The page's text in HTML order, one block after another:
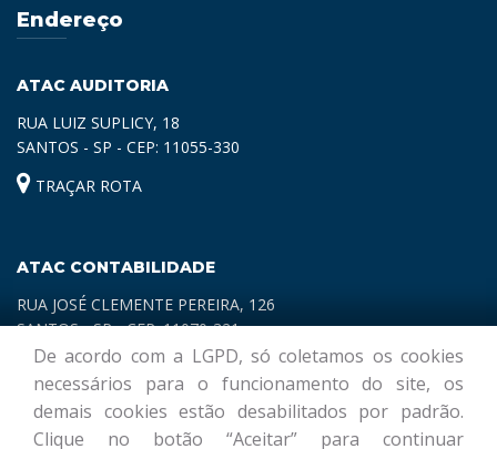
Endereço
ATAC AUDITORIA
RUA LUIZ SUPLICY, 18
SANTOS - SP - CEP: 11055-330
TRAÇAR ROTA
ATAC CONTABILIDADE
RUA JOSÉ CLEMENTE PEREIRA, 126
SANTOS - SP - CEP: 11070-321
TRAÇAR ROTA
De acordo com a LGPD, só coletamos os cookies
necessários para o funcionamento do site, os
demais cookies estão desabilitados por padrão.
Clique no botão “Aceitar” para continuar